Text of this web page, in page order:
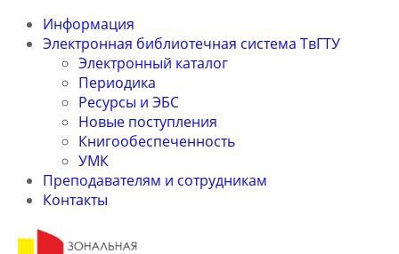
Информация
Электронная библиотечная система ТвГТУ
Электронный каталог
Периодика
Ресурсы и ЭБС
Новые поступления
Книгообеспеченность
УМК
Преподавателям и сотрудникам
Контакты